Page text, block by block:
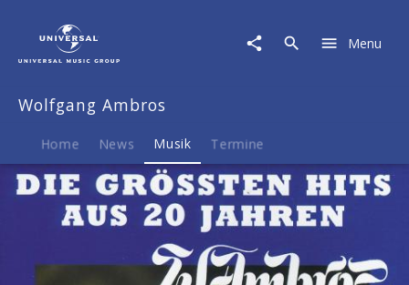
Musik
Die
Aus
20
Jahren
Menu
Wolfgang Ambros
Home News Musik Termine